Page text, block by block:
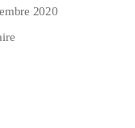
2020
sur